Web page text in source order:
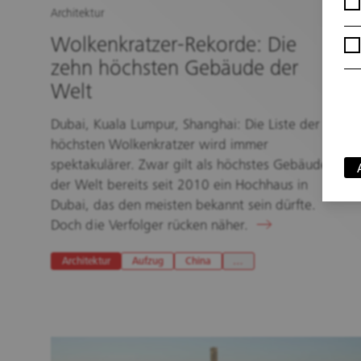
Architektur
Wolkenkratzer-Rekorde: Die
zehn höchsten Gebäude der
Welt
Dubai, Kuala Lumpur, Shanghai: Die Liste der
höchsten Wolkenkratzer wird immer
spektakulärer. Zwar gilt als höchstes Gebäude
der Welt bereits seit 2010 ein Hochhaus in
Dubai, das den meisten bekannt sein dürfte.
Doch die Verfolger rücken näher.
Architektur Aufzug China